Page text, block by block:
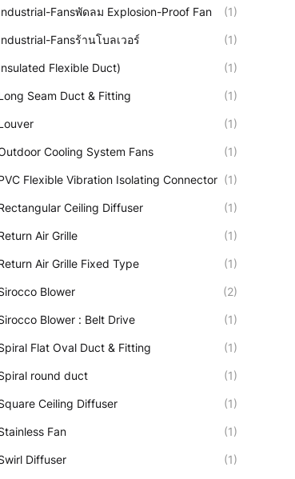
Fansพัดลม Explosion-Proof Fan (1)
Fansร้านโบลเวอร์ (1)
Flexible Duct) (1)
Seam Duct & Fitting (1)
(1)
Cooling System Fans (1)
Flexible Vibration Isolating Connector (1)
Ceiling Diffuser (1)
Air Grille (1)
Air Grille Fixed Type (1)
Blower (2)
Blower : Belt Drive (1)
Flat Oval Duct & Fitting (1)
round duct (1)
Ceiling Diffuser (1)
Fan (1)
Diffuser (1)